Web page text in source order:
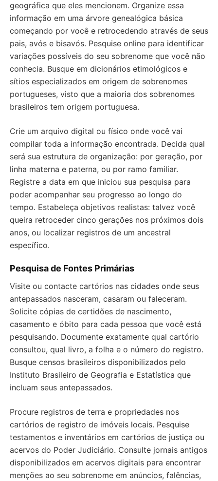
geográfica que eles mencionem. Organize essa
informação em uma árvore genealógica básica
começando por você e retrocedendo através de seus
pais, avós e bisavós. Pesquise online para identificar
variações possíveis do seu sobrenome que você não
conhecia. Busque em dicionários etimológicos e
sítios especializados em origem de sobrenomes
portugueses, visto que a maioria dos sobrenomes
brasileiros tem origem portuguesa.
Crie um arquivo digital ou físico onde você vai
compilar toda a informação encontrada. Decida qual
será sua estrutura de organização: por geração, por
linha materna e paterna, ou por ramo familiar.
Registre a data em que iniciou sua pesquisa para
poder acompanhar seu progresso ao longo do
tempo. Estabeleça objetivos realistas: talvez você
queira retroceder cinco gerações nos próximos dois
anos, ou localizar registros de um ancestral
específico.
Pesquisa de Fontes Primárias
Visite ou contacte cartórios nas cidades onde seus
antepassados nasceram, casaram ou faleceram.
Solicite cópias de certidões de nascimento,
casamento e óbito para cada pessoa que você está
pesquisando. Documente exatamente qual cartório
consultou, qual livro, a folha e o número do registro.
Busque censos brasileiros disponibilizados pelo
Instituto Brasileiro de Geografia e Estatística que
incluam seus antepassados.
Procure registros de terra e propriedades nos
cartórios de registro de imóveis locais. Pesquise
testamentos e inventários em cartórios de justiça ou
acervos do Poder Judiciário. Consulte jornais antigos
disponibilizados em acervos digitais para encontrar
menções ao seu sobrenome em anúncios, falências,